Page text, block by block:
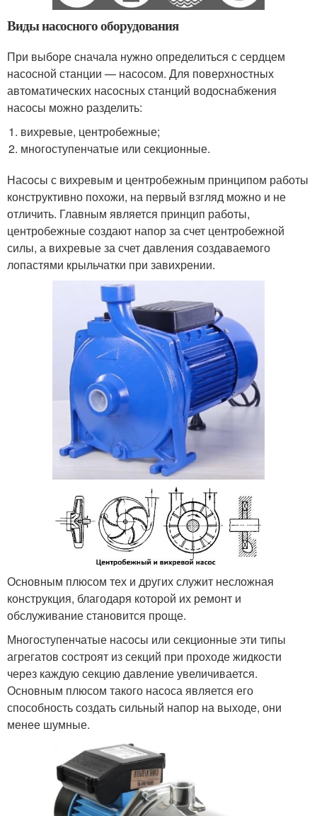
Виды насосного оборудования
При выборе сначала нужно определиться с сердцем
насосной станции — насосом. Для поверхностных
автоматических насосных станций водоснабжения
насосы можно разделить:
вихревые, центробежные;
многоступенчатые или секционные.
Насосы с вихревым и центробежным принципом работы
конструктивно похожи, на первый взгляд можно и не
отличить. Главным является принцип работы,
центробежные создают напор за счет центробежной
силы, а вихревые за счет давления создаваемого
лопастями крыльчатки при завихрении.
Основным плюсом тех и других служит несложная
конструкция, благодаря которой их ремонт и
обслуживание становится проще.
Многоступенчатые насосы или секционные эти типы
агрегатов состроят из секций при проходе жидкости
через каждую секцию давление увеличивается.
Основным плюсом такого насоса является его
способность создать сильный напор на выходе, они
менее шумные.